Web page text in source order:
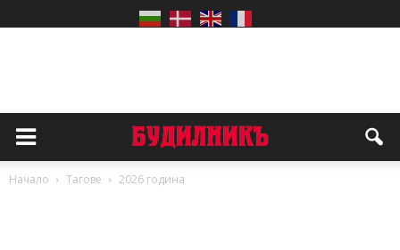
Начало Тагове 2026 година